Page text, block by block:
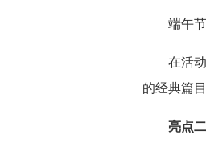
端午
在活
的经典篇
亮点